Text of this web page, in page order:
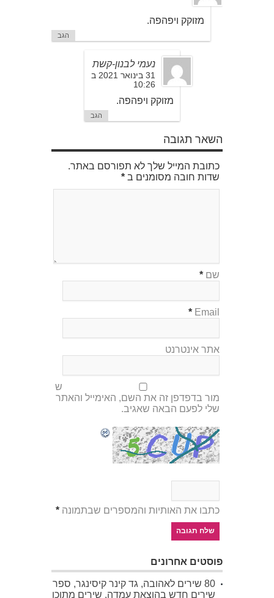
מזוקק ויפהפה.
הגב
נעמי לבנון-קשת
31 בינואר 2021 ב
10:26
מזוקק ויפהפה.
הגב
השאר תגובה
כתובת המייל שלך לא תפורסם באתר.
שדות חובה מסומנים ב *
שם *
Email
*
אתר אינטרנט
ש
מור בדפדפן זה את השם, האימייל והאתר
שלי לפעם הבאה שאגיב.
כתבו את האותיות והמספרים שבתמונה *
פוסטים אחרונים
80 שירים לאהובה, גד קינר קיסינגר, ספר
שירים חדש בהוצאת עמדה, שירים מתוכו